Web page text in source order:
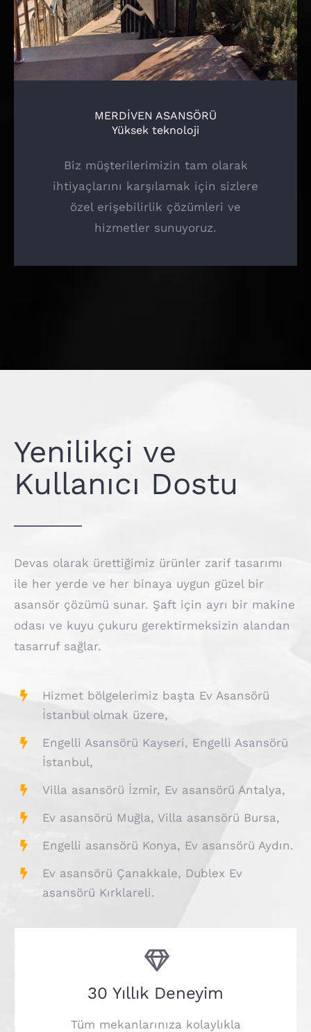
MERDİVEN ASANSÖRÜ
Yüksek teknoloji
Biz müşterilerimizin tam olarak
ihtiyaçlarını karşılamak için sizlere
özel erişebilirlik çözümleri ve
hizmetler sunuyoruz.
Yenilikçi ve
Kullanıcı Dostu
Devas olarak ürettiğimiz ürünler zarif tasarımı
ile her yerde ve her binaya uygun güzel bir
asansör çözümü sunar. Şaft için ayrı bir makine
odası ve kuyu çukuru gerektirmeksizin alandan
tasarruf sağlar.
Hizmet bölgelerimiz başta Ev Asansörü
İstanbul olmak üzere,
Engelli Asansörü Kayseri, Engelli Asansörü
İstanbul,
Villa asansörü İzmir, Ev asansörü Antalya,
Ev asansörü Muğla, Villa asansörü Bursa,
Engelli asansörü Konya, Ev asansörü Aydın.
Ev asansörü Çanakkale, Dublex Ev
asansörü Kırklareli.
30 Yıllık Deneyim
Tüm mekanlarınıza kolaylıkla